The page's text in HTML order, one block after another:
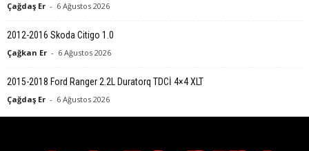
Çağdaş Er - 6 Ağustos 2026
2012-2016 Skoda Citigo 1.0
Çağkan Er - 6 Ağustos 2026
2015-2018 Ford Ranger 2.2L Duratorq TDCİ 4×4 XLT
Çağdaş Er - 6 Ağustos 2026